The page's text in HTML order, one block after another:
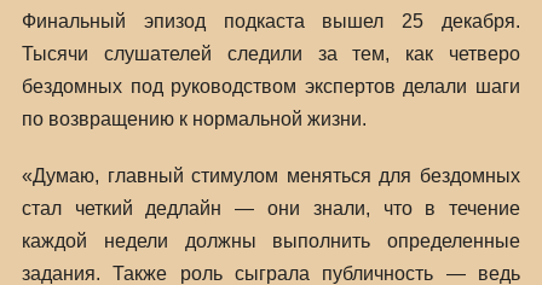
Финальный эпизод подкаста вышел 25 декабря.
Тысячи слушателей следили за тем, как четверо
бездомных под руководством экспертов делали шаги
по возвращению к нормальной жизни.
«Думаю, главный стимулом меняться для бездомных
стал четкий дедлайн — они знали, что в течение
каждой недели должны выполнить определенные
задания. Также роль сыграла публичность — ведь